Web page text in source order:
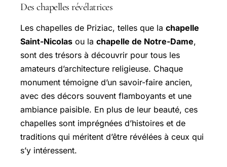
Des chapelles révélatrices
Les chapelles de Priziac, telles que la chapelle
Saint-Nicolas ou la chapelle de Notre-Dame,
sont des trésors à découvrir pour tous les
amateurs d’architecture religieuse. Chaque
monument témoigne d’un savoir-faire ancien,
avec des décors souvent flamboyants et une
ambiance paisible. En plus de leur beauté, ces
chapelles sont imprégnées d’histoires et de
traditions qui méritent d’être révélées à ceux qui
s’y intéressent.